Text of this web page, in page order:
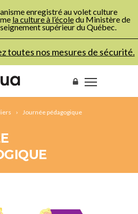
enregistré au volet culture
la culture à l’écoledu Ministère de
supérieur du Québec.
toutes nos mesures de sécurité.
Journée pédagogique